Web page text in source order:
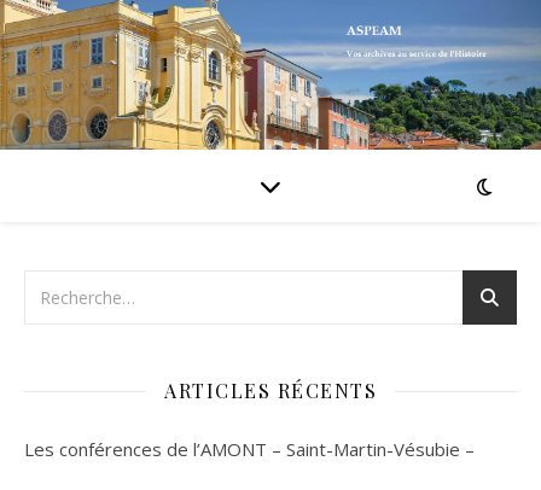
ARTICLES RÉCENTS
Les conférences de l’AMONT – Saint-Martin-Vésubie –